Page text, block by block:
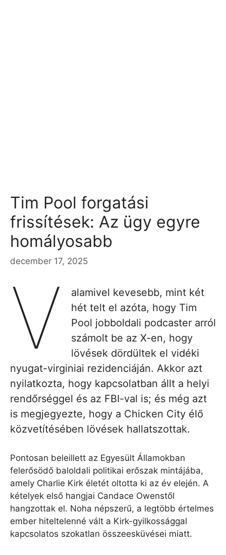
Tim Pool forgatási
frissítések: Az ügy egyre
homályosabb
december 17, 2025
V
alamivel kevesebb, mint két
hét telt el azóta, hogy Tim
Pool jobboldali podcaster arról
számolt be az X-en, hogy
lövések dördültek el vidéki
nyugat-virginiai rezidenciáján. Akkor azt
nyilatkozta, hogy kapcsolatban állt a helyi
rendőrséggel és az FBI-val is; és még azt
is megjegyezte, hogy a Chicken City élő
közvetítésében lövések hallatszottak.
Pontosan beleillett az Egyesült Államokban
felerősödő baloldali politikai erőszak mintájába,
amely Charlie Kirk életét oltotta ki az év elején. A
kételyek első hangjai Candace Owenstől
hangzottak el. Noha népszerű, a legtöbb értelmes
ember hiteltelenné vált a Kirk-gyilkossággal
kapcsolatos szokatlan összeesküvései miatt.